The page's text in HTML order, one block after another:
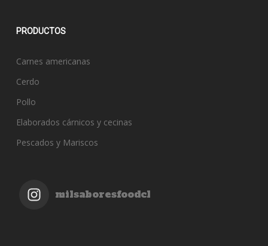
PRODUCTOS
Carnes americanas
Cerdo
Pollo
Elaborados cárnicos y cecinas
Pescados y Mariscos
milsaboresfoodcl